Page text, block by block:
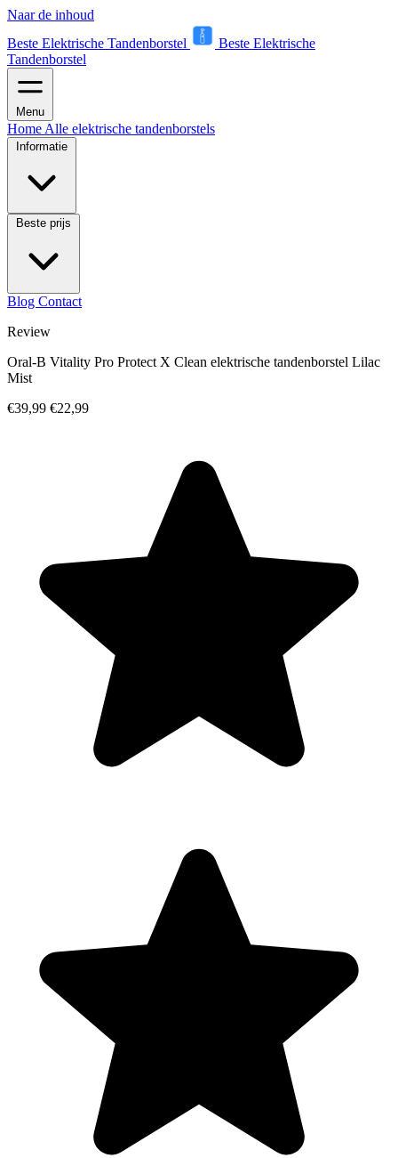
Naar de inhoud
Beste Elektrische Tandenborstel
Beste Elektrische
Tandenborstel
Menu
Home Alle elektrische tandenborstels
Informatie
Beste prijs
Blog Contact
Review
Oral-B Vitality Pro Protect X Clean elektrische tandenborstel Lilac
Mist
€39,99 €22,99